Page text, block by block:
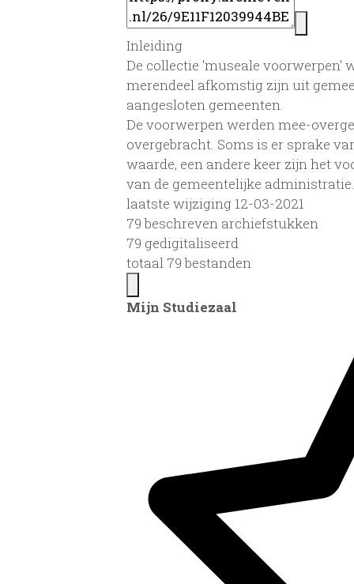
Inleiding
De collectie 'museale voorwerpen'
merendeel afkomstig zijn uit
aangesloten gemeenten.
De voorwerpen werden mee-
overgebracht. Soms is er sprake
waarde, een andere keer zijn het
van de gemeentelijke administratie.
laatste wijziging 12-03-2021
79 beschreven archiefstukken
79 gedigitaliseerd
totaal 79 bestanden
Mijn Studiezaal